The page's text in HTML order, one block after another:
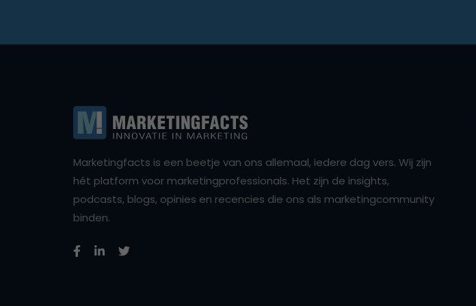
Marketingfacts is een beetje van ons allemaal, iedere dag vers. Wij zijn
hét platform voor marketingprofessionals. Het zijn de insights,
podcasts, blogs, opinies en recencies die ons als marketingcommunity
binden.